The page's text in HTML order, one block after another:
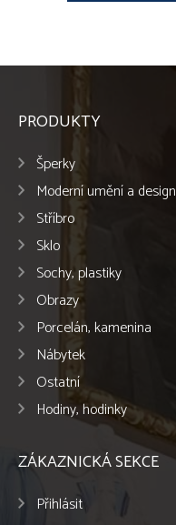
PRODUKTY
Šperky
Moderní umění a design
Stříbro
Sklo
Sochy, plastiky
Obrazy
Porcelán, kamenina
Nábytek
Ostatní
Hodiny, hodinky
ZÁKAZNICKÁ SEKCE
Přihlásit